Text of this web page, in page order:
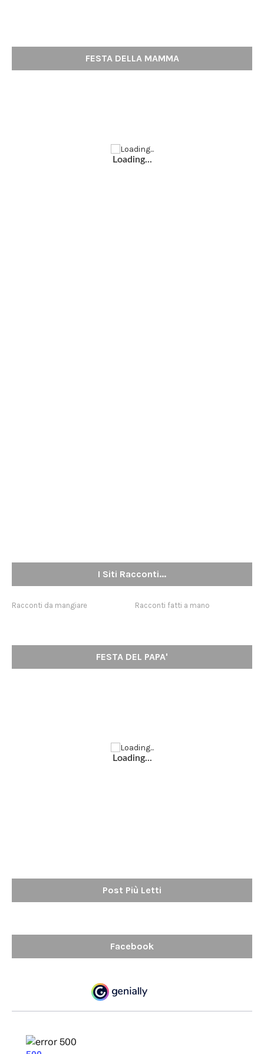
FESTA DELLA MAMMA
Loading...
I Siti Racconti...
Racconti da mangiare Racconti fatti a mano
FESTA DEL PAPA'
Loading...
Post Più Letti
Facebook